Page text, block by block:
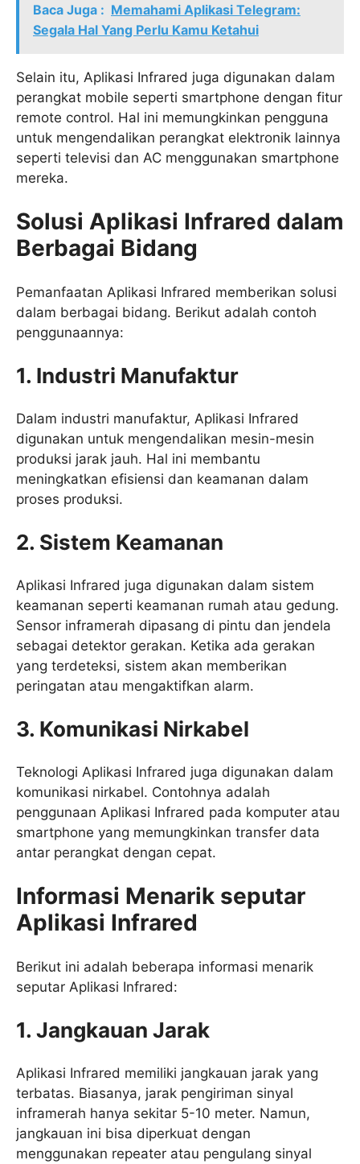
Baca Juga : Memahami Aplikasi Telegram:
Segala Hal Yang Perlu Kamu Ketahui
Selain itu, Aplikasi Infrared juga digunakan dalam
perangkat mobile seperti smartphone dengan fitur
remote control. Hal ini memungkinkan pengguna
untuk mengendalikan perangkat elektronik lainnya
seperti televisi dan AC menggunakan smartphone
mereka.
Solusi Aplikasi Infrared dalam
Berbagai Bidang
Pemanfaatan Aplikasi Infrared memberikan solusi
dalam berbagai bidang. Berikut adalah contoh
penggunaannya:
1. Industri Manufaktur
Dalam industri manufaktur, Aplikasi Infrared
digunakan untuk mengendalikan mesin-mesin
produksi jarak jauh. Hal ini membantu
meningkatkan efisiensi dan keamanan dalam
proses produksi.
2. Sistem Keamanan
Aplikasi Infrared juga digunakan dalam sistem
keamanan seperti keamanan rumah atau gedung.
Sensor inframerah dipasang di pintu dan jendela
sebagai detektor gerakan. Ketika ada gerakan
yang terdeteksi, sistem akan memberikan
peringatan atau mengaktifkan alarm.
3. Komunikasi Nirkabel
Teknologi Aplikasi Infrared juga digunakan dalam
komunikasi nirkabel. Contohnya adalah
penggunaan Aplikasi Infrared pada komputer atau
smartphone yang memungkinkan transfer data
antar perangkat dengan cepat.
Informasi Menarik seputar
Aplikasi Infrared
Berikut ini adalah beberapa informasi menarik
seputar Aplikasi Infrared:
1. Jangkauan Jarak
Aplikasi Infrared memiliki jangkauan jarak yang
terbatas. Biasanya, jarak pengiriman sinyal
inframerah hanya sekitar 5-10 meter. Namun,
jangkauan ini bisa diperkuat dengan
menggunakan repeater atau pengulang sinyal